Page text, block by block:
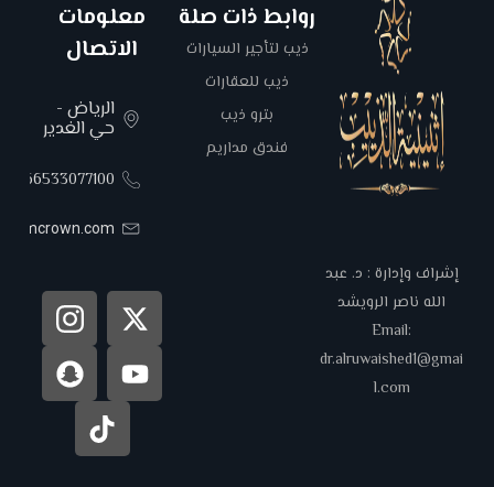
إشراف وإدارة : د. عبد
الله ناصر الرويشد
Email:
dr.alruwaished1@gmai
l.com
روابط ذات صلة
ذيب لتأجير السيارات
ذيب للعقارات
بترو ذيب
فندق مداريم
معلومات
الاتصال
الرياض -
حي الغدير